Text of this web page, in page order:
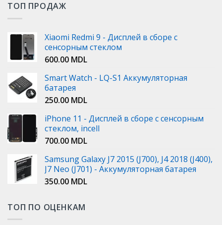
ТОП ПРОДАЖ
Xiaomi Redmi 9 - Дисплей в сборе с
сенсорным стеклом
600.00 MDL
Smart Watch - LQ-S1 Аккумуляторная
батарея
250.00 MDL
iPhone 11 - Дисплей в сборе с сенсорным
стеклом, incell
700.00 MDL
Samsung Galaxy J7 2015 (J700), J4 2018 (J400),
J7 Neo (J701) - Аккумуляторная батарея
350.00 MDL
ТОП ПО ОЦЕНКАМ